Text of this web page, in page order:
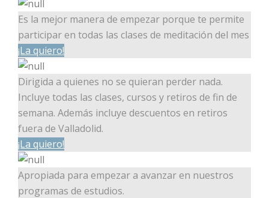
Es la mejor manera de empezar porque te permite
participar en todas las clases de meditación del mes
¡La quiero!
Dirigida a quienes no se quieran perder nada.
Incluye todas las clases, cursos y retiros de fin de
semana. Además incluye descuentos en retiros
fuera de Valladolid.
¡La quiero!
Apropiada para empezar a avanzar en nuestros
programas de estudios.